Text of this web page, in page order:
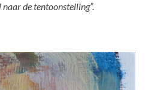
de tentoonstelling”.